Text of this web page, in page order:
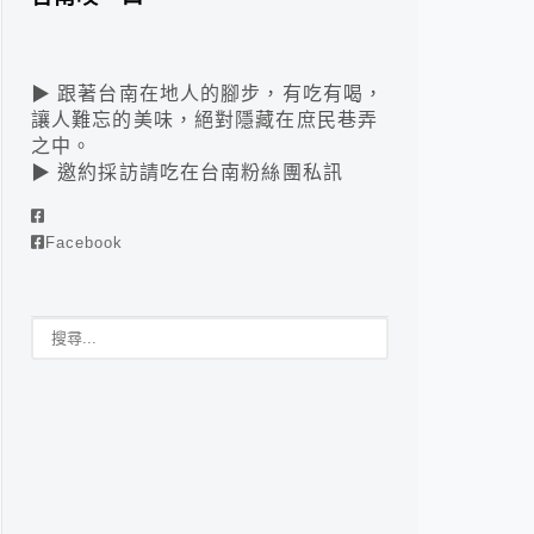
▶ 跟著台南在地人的腳步，有吃有喝，
讓人難忘的美味，絕對隱藏在庶民巷弄
之中。
▶ 邀約採訪請吃在台南粉絲團私訊
Facebook